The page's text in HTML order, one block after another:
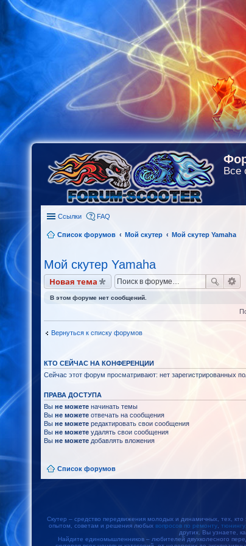
Все
Ссылки FAQ
Список форумов Мой скутер Мой скутер Yamaha
Мой скутер Yamaha
Новая тема
В этом форуме нет сообщений.
Вернуться к списку форумов
КТО СЕЙЧАС НА КОНФЕРЕНЦИИ
Сейчас этот форум просматривают: нет зарегистрированных
ПРАВА ДОСТУПА
Выне можете начинать темы
Выне можете отвечать на сообщения
Выне можете редактировать свои сообщения
Выне можете удалять свои сообщения
Выне можете добавлять вложения
Список форумов
Скутер – средство передвижения молодых и динамичных, тех,
опытом, советам и решения любых вопросов по ремонту, тюнингу
других. Вы узнаете,
Найдите единомышленников – любителей двухколесного